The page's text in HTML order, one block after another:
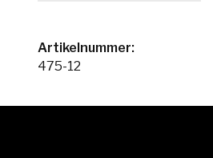
Artikelnummer:
475-12